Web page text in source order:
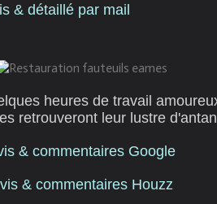
& détaillé par mail
heures de travail
retrouveront leur lustre
& commentaires Google
& commentaires Houzz